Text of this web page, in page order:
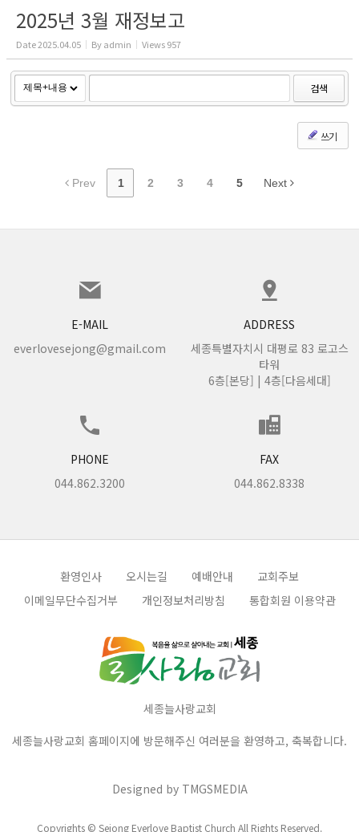
2025년 3월 재정보고
Date2025.04.05 Byadmin Views957
검색
쓰기
Prev 1 2 3 4 5 Next
E-MAIL
everlovesejong@gmail.com
ADDRESS
세종특별자치시 대평로 83 로고스
타워
6층[본당] | 4층[다음세대]
PHONE
044.862.3200
FAX
044.862.8338
환영인사 오시는길 예배안내
교회주보
이메일무단수집거부
개인정보처리방침 통합회원 이용약관
세종늘사랑교회
세종늘사랑교회 홈페이지에 방문해주신 여러분을 환영하고, 축복합니다.
Designed by TMGSMEDIA
Copyrights © Sejong Everlove Baptist Church All Rights Reserved.